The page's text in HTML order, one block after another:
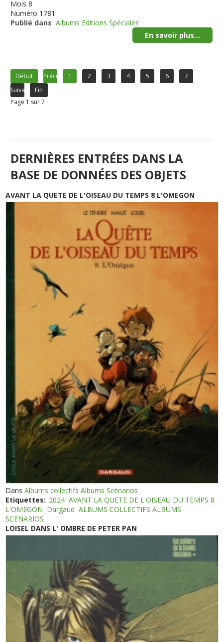
Mois 8
Numéro 1781
Publié dans Albums Editions Spéciales
En savoir plus...
Début Précédent1 2 3 4 5 6
7
Suivant
Fin
Page 1 sur 7
DERNIÈRES ENTRÉES DANS LA
BASE DE DONNÉES DES OBJETS
AVANT LA QUETE DE L'OISEAU DU TEMPS 8 L'OMEGON
DansAlbums collectifs Albums Scénarios
Etiquettes: 2024 AVANT LA QUETE DE L'OISEAU DU TEMPS 8
L'OMEGON Dargaud ALBUMS COLLECTIFS ALBUMS
SCENARIOS
LOISEL DANS L' OMBRE DE PETER PAN